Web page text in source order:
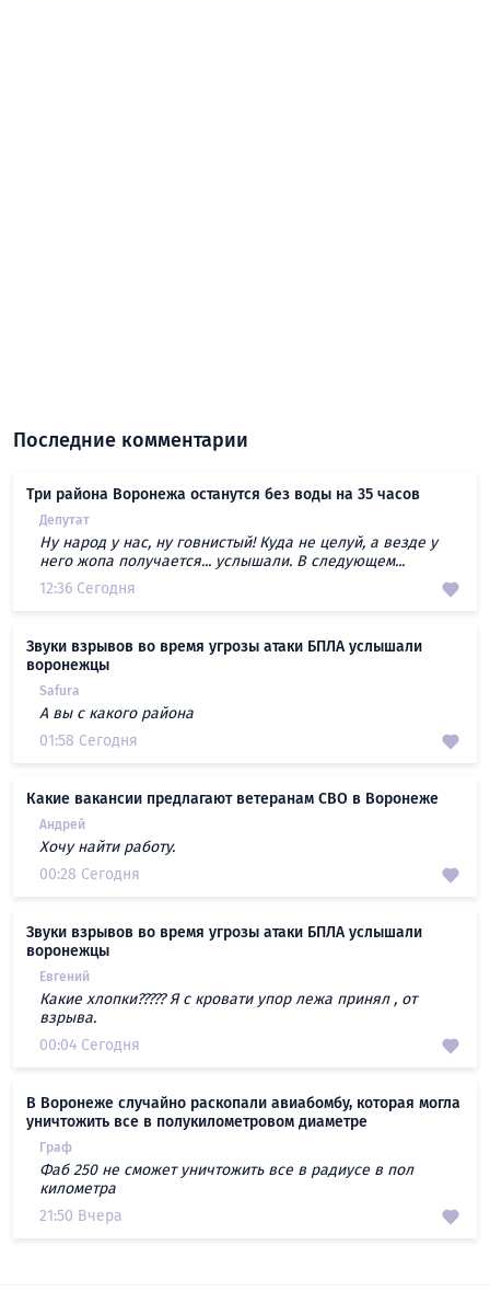
Последние комментарии
Три района Воронежа останутся без воды на 35 часов
Депутат
Ну народ у нас, ну говнистый! Куда не целуй, а везде у
него жопа получается... услышали. В следующем...
12:36 Сегодня
Звуки взрывов во время угрозы атаки БПЛА услышали
воронежцы
Safura
А вы с какого района
01:58 Сегодня
Какие вакансии предлагают ветеранам СВО в Воронеже
Андрей
Хочу найти работу.
00:28 Сегодня
Звуки взрывов во время угрозы атаки БПЛА услышали
воронежцы
Евгений
Какие хлопки????? Я с кровати упор лежа принял , от
взрыва.
00:04 Сегодня
В Воронеже случайно раскопали авиабомбу, которая могла
уничтожить все в полукилометровом диаметре
Граф
Фаб 250 не сможет уничтожить все в радиусе в пол
километра
21:50 Вчера